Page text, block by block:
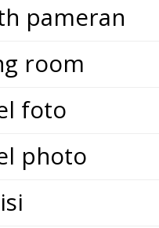
pameran
room
foto
photo